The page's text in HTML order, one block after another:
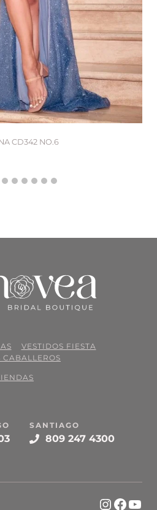
CD342 NO.6
VESTIDOS FIESTA
CABALLEROS
SANTIAGO
809 247 4300